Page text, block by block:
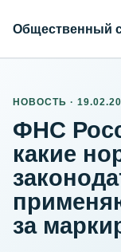
Общественный
НОВОСТЬ ·
ФНС
какие
за